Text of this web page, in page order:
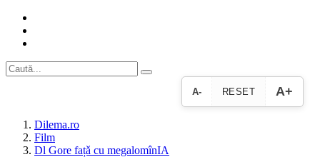
A- RESET A+
Dilema.ro
Film
Dl Gore fațǎ cu megalomînIA